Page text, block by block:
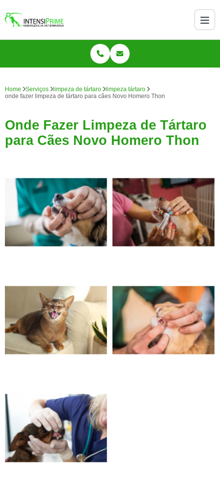
Home Serviços limpeza de tártaro
limpeza tártaro
onde fazer limpeza de tártaro para cães Novo Homero Thon
Onde Fazer Limpeza de Tártaro
para Cães Novo Homero Thon